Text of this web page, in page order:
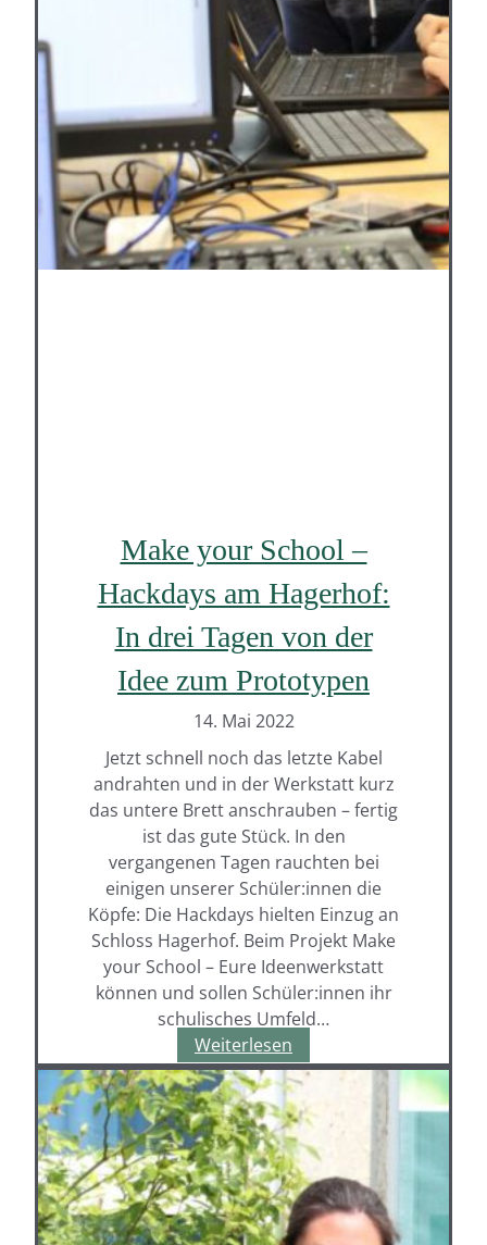
Make your School –
Hackdays am Hagerhof:
In drei Tagen von der
Idee zum Prototypen
14. Mai 2022
Jetzt schnell noch das letzte Kabel
andrahten und in der Werkstatt kurz
das untere Brett anschrauben – fertig
ist das gute Stück. In den
vergangenen Tagen rauchten bei
einigen unserer Schüler:innen die
Köpfe: Die Hackdays hielten Einzug an
Schloss Hagerhof. Beim Projekt Make
your School – Eure Ideenwerkstatt
können und sollen Schüler:innen ihr
schulisches Umfeld…
Weiterlesen
your
School
–
Hackdays
am
Hagerhof:
In